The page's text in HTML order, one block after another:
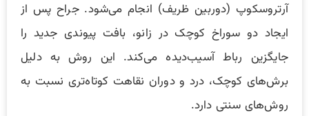
آرتروسکوپ (دوربین ظریف) انجام می‌شود. جراح پس از
ایجاد دو سوراخ کوچک در زانو، بافت پیوندی جدید را
جایگزین رباط آسیب‌دیده می‌کند. این روش به دلیل
برش‌های کوچک، درد و دوران نقاهت کوتاه‌تری نسبت به
روش‌های سنتی دارد.